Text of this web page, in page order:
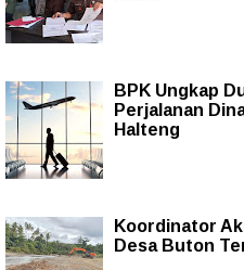
BPK Ungkap
Perjalanan
Halteng
Koordinator
Desa Buton